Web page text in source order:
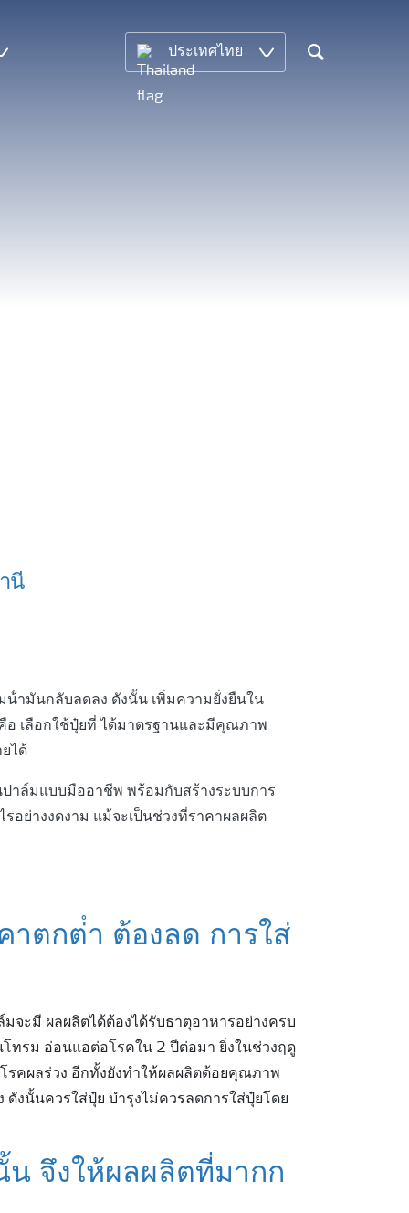
ประเทศไทย
นี
น้ํามันกลับลดลง ดังนั้น เพิ่มความยั่งยืนใน
อ เลือกใช้ปุ๋ยที่ ได้มาตรฐานและมีคุณภาพ
ได้
าล์มแบบมืออาชีพ พร้อมกับสร้างระบบการ
อย่างงดงาม แม้จะเป็นช่วงที่ราคาผลผลิต
าตกต่ํา ต้องลด การใส่
จะมี ผลผลิตได้ต้องได้รับธาตุอาหารอย่างครบ
ทรม อ่อนแอต่อโรคใน 2 ปีต่อมา ยิ่งในช่วงฤดู
รคผลร่วง อีกทั้งยังทําให้ผลผลิตด้อยคุณภาพ
ดังนั้นควรใส่ปุ๋ย บํารุงไม่ควรลดการใส่ปุ๋ยโดย
น จึงให้ผลผลิตที่มากก